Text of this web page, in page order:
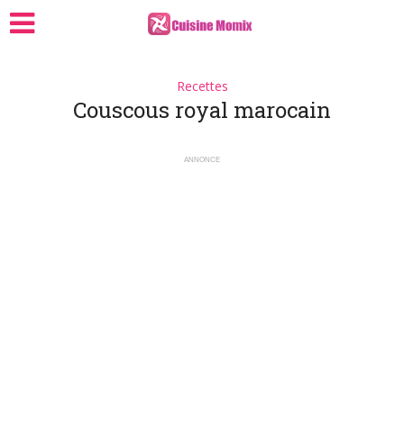
Recettes
Couscous royal marocain
ANNONCE